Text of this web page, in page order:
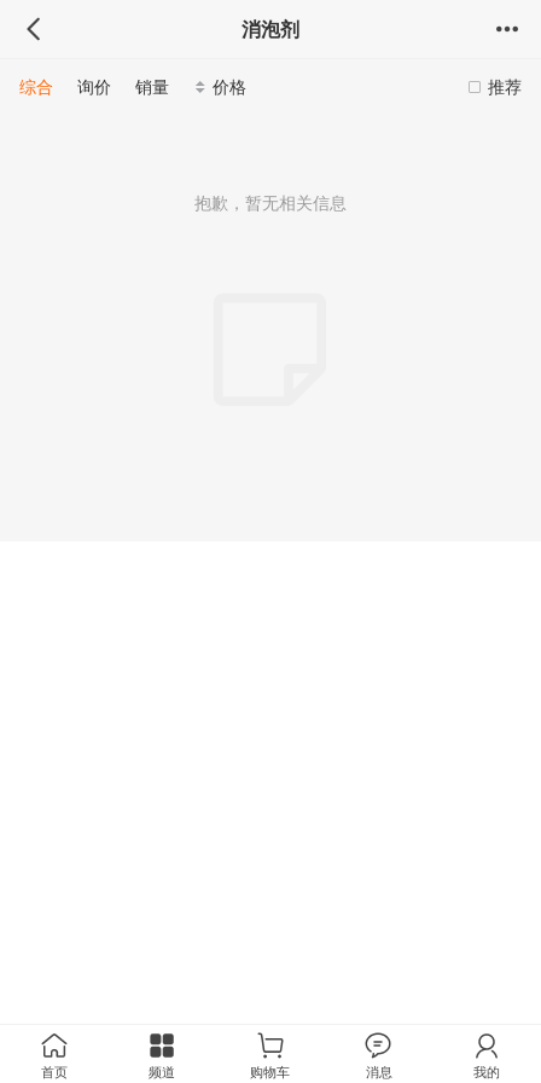
消泡剂
推荐
综合 询价 销量 价格
抱歉，暂无相关信息
首页 频道 购物车 消息 我的